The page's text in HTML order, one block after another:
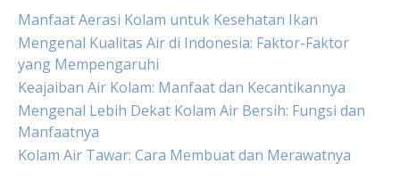
Manfaat Aerasi Kolam untuk Kesehatan Ikan
Mengenal Kualitas Air di Indonesia: Faktor-Faktor
yang Mempengaruhi
Keajaiban Air Kolam: Manfaat dan Kecantikannya
Mengenal Lebih Dekat Kolam Air Bersih: Fungsi dan
Manfaatnya
Kolam Air Tawar: Cara Membuat dan Merawatnya